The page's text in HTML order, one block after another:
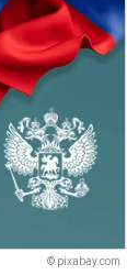
© pixabay.com